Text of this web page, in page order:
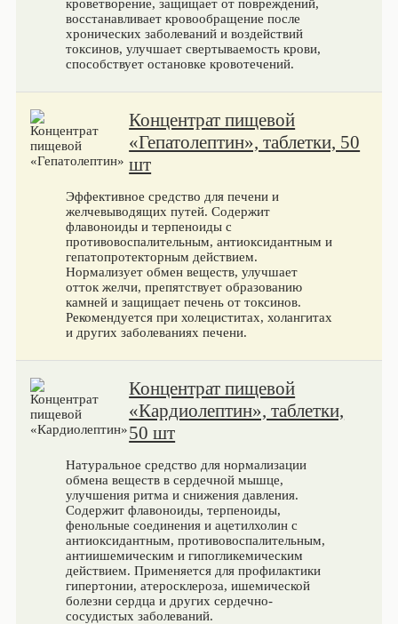
кроветворение, защищает от повреждений,
восстанавливает кровообращение после
хронических заболеваний и воздействий
токсинов, улучшает свертываемость крови,
способствует остановке кровотечений.
Концентрат пищевой
«Гепатолептин», таблетки, 50
шт
Эффективное средство для печени и
желчевыводящих путей. Содержит
флавоноиды и терпеноиды с
противовоспалительным, антиоксидантным и
гепатопротекторным действием.
Нормализует обмен веществ, улучшает
отток желчи, препятствует образованию
камней и защищает печень от токсинов.
Рекомендуется при холециститах, холангитах
и других заболеваниях печени.
Концентрат пищевой
«Кардиолептин», таблетки,
50 шт
Натуральное средство для нормализации
обмена веществ в сердечной мышце,
улучшения ритма и снижения давления.
Содержит флавоноиды, терпеноиды,
фенольные соединения и ацетилхолин с
антиоксидантным, противовоспалительным,
антиишемическим и гипогликемическим
действием. Применяется для профилактики
гипертонии, атеросклероза, ишемической
болезни сердца и других сердечно-
сосудистых заболеваний.